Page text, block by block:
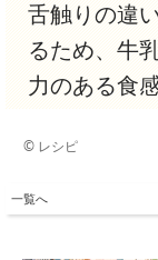
舌触りの違
るため、牛
力のある食
© レシピ
一覧へ